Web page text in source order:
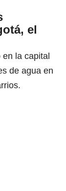
el
en la capital
de agua en